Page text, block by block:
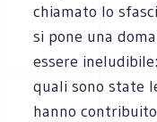
chiamato lo
si pone una
essere
quali sono state
hanno